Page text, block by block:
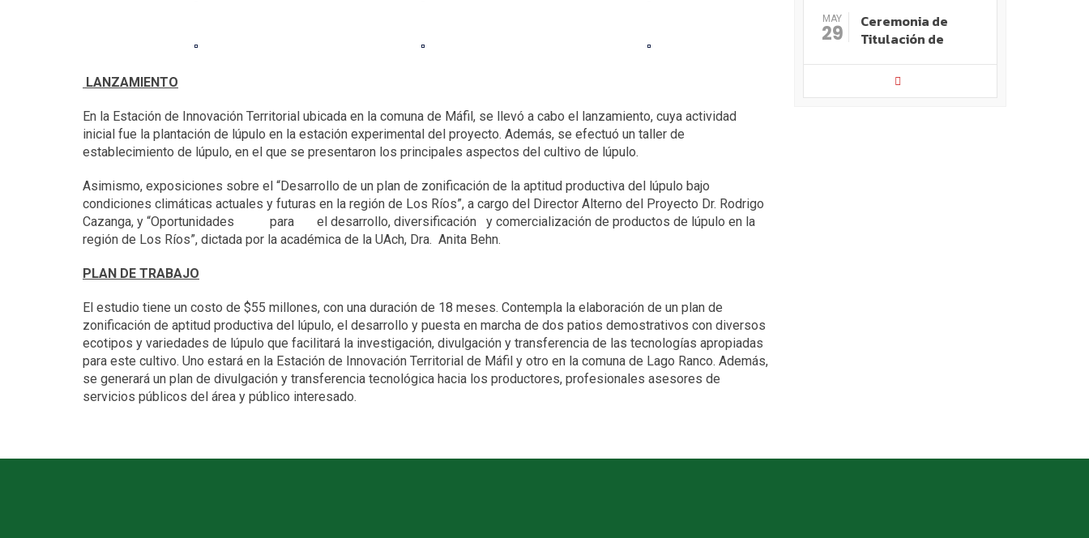
LANZAMIENTO
En la Estación de Innovación Territorial ubicada en la comuna de Máfil, se llevó a cabo el lanzamiento, cuya actividad
inicial fue la plantación de lúpulo en la estación experimental del proyecto. Además, se efectuó un taller de
establecimiento de lúpulo, en el que se presentaron los principales aspectos del cultivo de lúpulo.
Asimismo, exposiciones sobre el “Desarrollo de un plan de zonificación de la aptitud productiva del lúpulo bajo
condiciones climáticas actuales y futuras en la región de Los Ríos”, a cargo del Director Alterno del Proyecto Dr. Rodrigo
Cazanga, y “Oportunidades para el desarrollo, diversificación y comercialización de productos de lúpulo en la
región de Los Ríos”, dictada por la académica de la UAch, Dra. Anita Behn.
PLAN DE TRABAJO
El estudio tiene un costo de $55 millones, con una duración de 18 meses. Contempla la elaboración de un plan de
zonificación de aptitud productiva del lúpulo, el desarrollo y puesta en marcha de dos patios demostrativos con diversos
ecotipos y variedades de lúpulo que facilitará la investigación, divulgación y transferencia de las tecnologías apropiadas
para este cultivo. Uno estará en la Estación de Innovación Territorial de Máfil y otro en la comuna de Lago Ranco. Además,
se generará un plan de divulgación y transferencia tecnológica hacia los productores, profesionales asesores de
servicios públicos del área y público interesado.
MAY
29
Ceremonia de
Titulación de